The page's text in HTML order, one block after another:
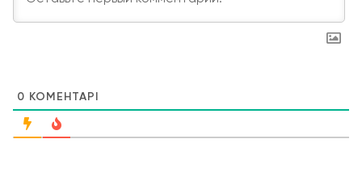
0 КОМЕНТАРІ